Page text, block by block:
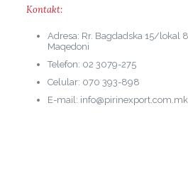
Kontakt:
Adresa: Rr. Bagdadska 15/lokal
Maqedoni
Telefon: 02 3079-275
Celular: 070 393-898
E-mail: info@pirinexport.com.mk